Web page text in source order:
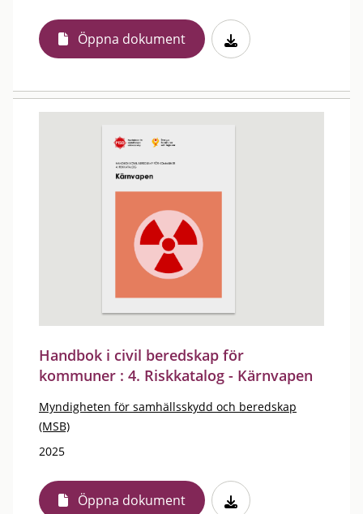
Öppna dokument
Handbok i civil beredskap för
kommuner : 4. Riskkatalog - Kärnvapen
Myndigheten för samhällsskydd och beredskap
(MSB)
2025
Öppna dokument